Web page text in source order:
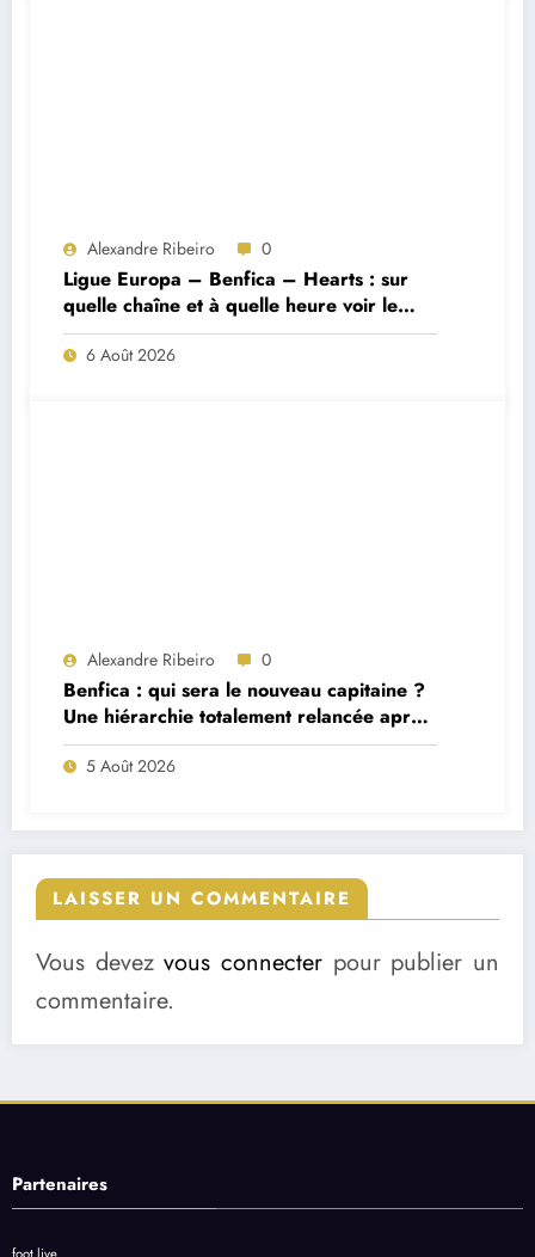
Alexandre Ribeiro 0
Ligue Europa – Benfica – Hearts : sur
quelle chaîne et à quelle heure voir le
match ?
6 Août 2026
Alexandre Ribeiro 0
Benfica : qui sera le nouveau capitaine ?
Une hiérarchie totalement relancée après
deux départs majeurs
5 Août 2026
LAISSER UN COMMENTAIRE
Vous devezvous connecter pour publier un
commentaire.
Partenaires